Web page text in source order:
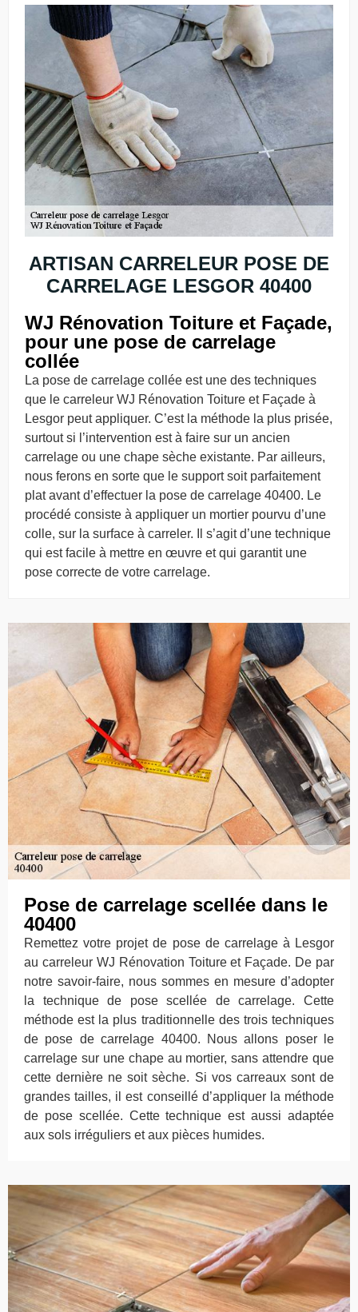
ARTISAN CARRELEUR POSE DE
CARRELAGE LESGOR 40400
WJ Rénovation Toiture et Façade,
pour une pose de carrelage
collée
La pose de carrelage collée est une des techniques
que le carreleur WJ Rénovation Toiture et Façade à
Lesgor peut appliquer. C’est la méthode la plus prisée,
surtout si l’intervention est à faire sur un ancien
carrelage ou une chape sèche existante. Par ailleurs,
nous ferons en sorte que le support soit parfaitement
plat avant d’effectuer la pose de carrelage 40400. Le
procédé consiste à appliquer un mortier pourvu d’une
colle, sur la surface à carreler. Il s’agit d’une technique
qui est facile à mettre en œuvre et qui garantit une
pose correcte de votre carrelage.
Pose de carrelage scellée dans le
40400
Remettez votre projet de pose de carrelage à Lesgor
au carreleur WJ Rénovation Toiture et Façade. De par
notre savoir-faire, nous sommes en mesure d’adopter
la technique de pose scellée de carrelage. Cette
méthode est la plus traditionnelle des trois techniques
de pose de carrelage 40400. Nous allons poser le
carrelage sur une chape au mortier, sans attendre que
cette dernière ne soit sèche. Si vos carreaux sont de
grandes tailles, il est conseillé d’appliquer la méthode
de pose scellée. Cette technique est aussi adaptée
aux sols irréguliers et aux pièces humides.